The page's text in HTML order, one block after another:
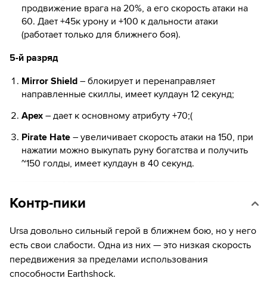
продвижение врага на 20%, а его скорость атаки на
60. Дает +45к урону и +100 к дальности атаки
(работает только для ближнего боя).
5-й разряд
Mirror Shield – блокирует и перенаправляет
направленные скиллы, имеет кулдаун 12 секунд;
Apex – дает к основному атрибуту +70;(
Pirate Hate – увеличивает скорость атаки на 150, при
нажатии можно выкупать руну богатства и получить
~150 голды, имеет кулдаун в 40 секунд.
Контр-пики
Ursa довольно сильный герой в ближнем бою, но у него
есть свои слабости. Одна из них — это низкая скорость
передвижения за пределами использования
способности Earthshock.